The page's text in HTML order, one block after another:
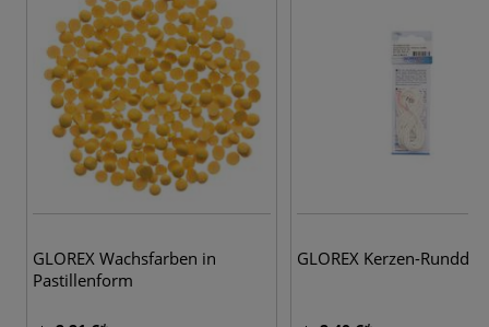
GLOREX Wachsfarben in
Pastillenform
GLOREX Kerzen-